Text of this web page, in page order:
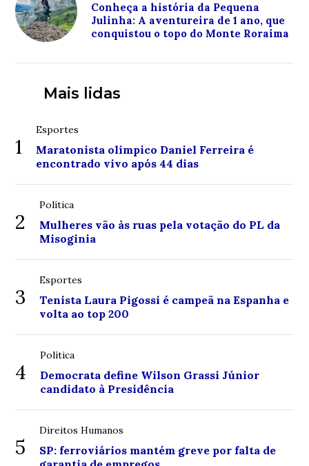
Conheça a história da Pequena
Julinha: A aventureira de 1 ano, que
conquistou o topo do Monte Roraima
Mais lidas
1
Esportes
Maratonista olímpico Daniel Ferreira é
encontrado vivo após 44 dias
2
Política
Mulheres vão às ruas pela votação do PL da
Misoginia
3
Esportes
Tenista Laura Pigossi é campeã na Espanha e
volta ao top 200
4
Política
Democrata define Wilson Grassi Júnior
candidato à Presidência
5
Direitos Humanos
SP: ferroviários mantém greve por falta de